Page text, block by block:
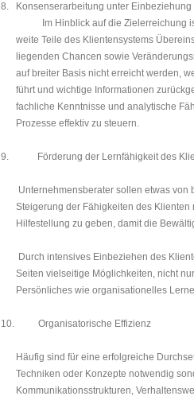
8.
Konsenserarbeitung unter
Im Hinblick auf die Zielerreichung
weite Teile des Klien­tensystems
liegenden Chancen sowie
auf breiter Basis nicht erreicht werden,
führt und wichtige In­formationen
fach­liche Kenntnisse und analy­tische
Prozesse effek­tiv zu steuern.
9. Förderung der Lernfähigkeit des
Unternehmensberater sollen etwas von
Steigerung der Fähigkeiten des
Hilfestellung zu geben, damit die
Durch intensives Einbeziehen des
Seiten vielseitige Möglichkeiten, nicht
Persönliches wie organisationelles
10. Organisatorische Effizienz
Häufig sind für eine erfolgreiche
Techniken oder Kon­zepte notwendig
Kommunikationsstrukturen,